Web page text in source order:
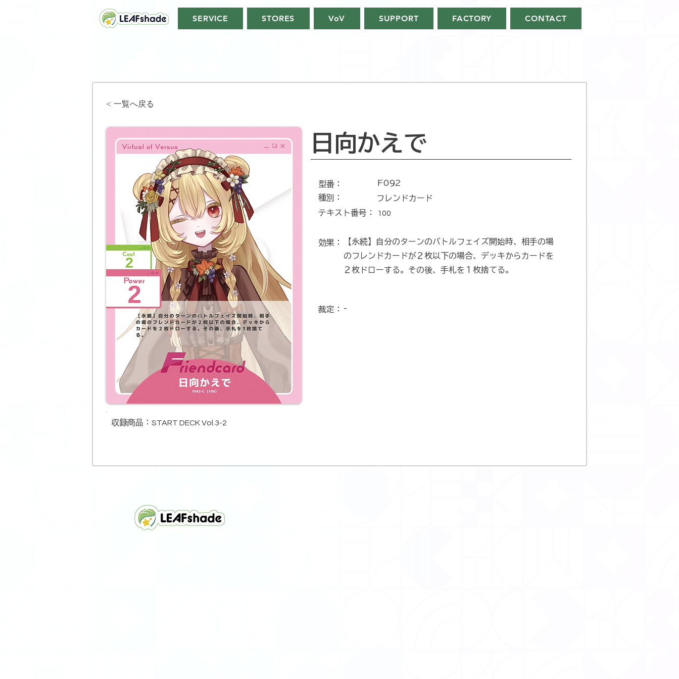
SERVICE STORES VoV SUPPORT FACTORY CONTACT
< 一覧へ戻る
日向かえで
​型番​：
F092
種別：
フレンドカード
テキスト番号​：
100
効果：
【永続】自分のターンのバトルフェイズ開始時、相手の場
のフレンドカードが２枚以下の場合、デッキからカードを
２枚ドローする。その後、手札を１枚捨てる。
裁定： -
収録商品​： START DECK Vol.3-2